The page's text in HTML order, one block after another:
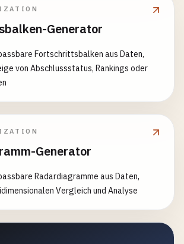
Generator
Fortschrittsbalken aus Daten,
von Abschlussstatus, Rankings oder
Generator
Radardiagramme aus Daten,
Vergleich und Analyse